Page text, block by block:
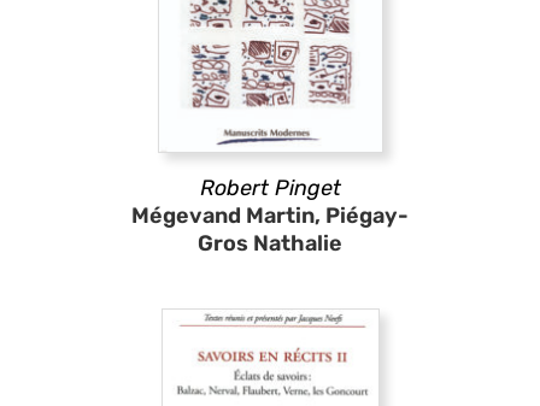
Robert Pinget
Mégevand Martin, Piégay-
Gros Nathalie